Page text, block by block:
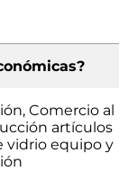
Comercio al
artículos
vidrio equipo y